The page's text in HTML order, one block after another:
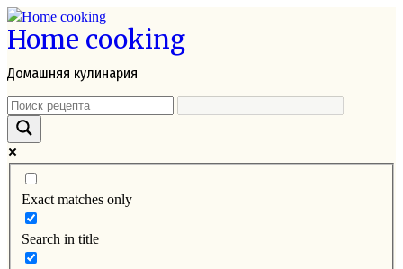
Перейти
к
Home cooking
Домашняя кулинария
Exact matches only
Search in title